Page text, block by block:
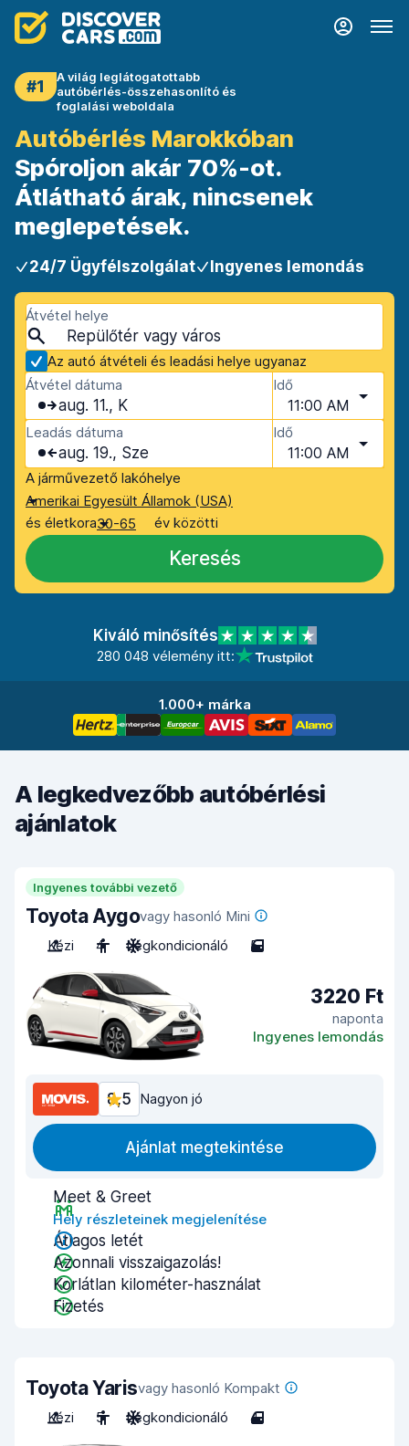
#1
A világ leglátogatottabb
autóbérlés-összehasonlító és
foglalási weboldala
Autóbérlés Marokkóban
Spóroljon akár 70%-ot.
Átlátható árak, nincsenek
meglepetések.
24/7 Ügyfélszolgálat Ingyenes lemondás
Átvétel helye
Az autó átvételi és leadási helye ugyanaz
Átvétel dátuma
aug. 11., K
Idő
11:00 AM
Leadás dátuma
aug. 19., Sze
Idő
11:00 AM
A járművezető lakóhelye
Amerikai Egyesült Államok (USA)
és életkora30-65 év közötti
Keresés
Kiváló minősítés
280 048 vélemény itt:
1.000+ márka
A legkedvezőbb autóbérlési
ajánlatok
Ingyenes további vezető
Toyota Aygovagy hasonló Mini
Kézi
4 Légkondicionáló 5
3220 Ft
naponta
Ingyenes lemondás
8,5 Nagyon jó
Ajánlat megtekintése
Meet & Greet
Hely részleteinek megjelenítése
Átlagos letét
Azonnali visszaigazolás!
Korlátlan kilométer-használat
Fizetés
Toyota Yarisvagy hasonló Kompakt
Kézi
5 Légkondicionáló 4